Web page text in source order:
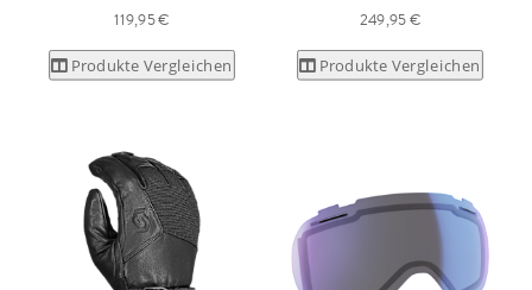
119,95 €
Produkte Vergleichen
249,95 €
Produkte Vergleichen